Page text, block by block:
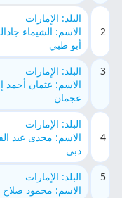
2
البلد: الإمارات
الاسم: الشيماء
أبو ظبي
3
البلد: الإمارات
الاسم: عثمان أحمد
عجمان
4
البلد: الإمارات
الاسم: مجدى عبد
دبي
5
البلد: الإمارات
الاسم: محمود صلاح